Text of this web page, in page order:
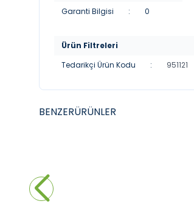
Garanti Bilgisi
: 0
Ürün Filtreleri
Tedarikçi Ürün Kodu
: 951121
BENZERÜRÜNLER
Krom
3.215,00